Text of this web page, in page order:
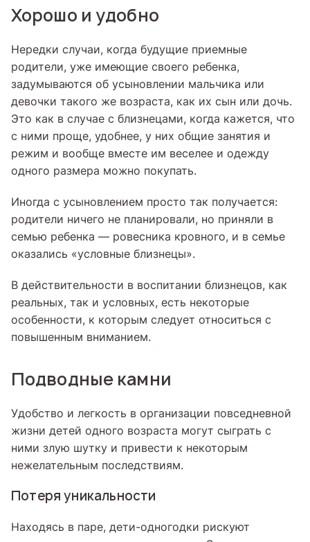
Хорошо и удобно
Нередки случаи, когда будущие приемные
родители, уже имеющие своего ребенка,
задумываются об усыновлении мальчика или
девочки такого же возраста, как их сын или дочь.
Это как в случае с близнецами, когда кажется, что
с ними проще, удобнее, у них общие занятия и
режим и вообще вместе им веселее и одежду
одного размера можно покупать.
Иногда с усыновлением просто так получается:
родители ничего не планировали, но приняли в
семью ребенка — ровесника кровного, и в семье
оказались «условные близнецы».
В действительности в воспитании близнецов, как
реальных, так и условных, есть некоторые
особенности, к которым следует относиться с
повышенным вниманием.
Подводные камни
Удобство и легкость в организации повседневной
жизни детей одного возраста могут сыграть с
ними злую шутку и привести к некоторым
нежелательным последствиям.
Потеря уникальности
Находясь в паре, дети-одногодки рискуют